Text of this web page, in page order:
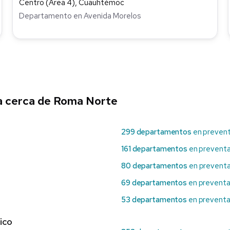
Centro (Área 4), Cuauhtémoc
Departamento en Avenida Morelos
de Roma Norte
299 departamentos en
161 departamentos en
80 departamentos en
69 departamentos en
53 departamentos en